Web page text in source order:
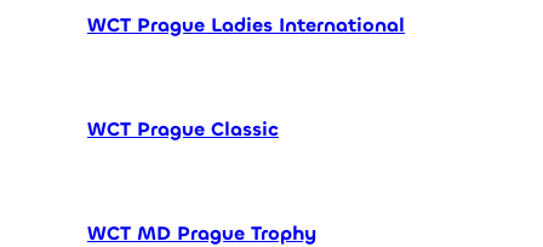
WCT Prague Ladies International
WCT Prague Classic
WCT MD Prague Trophy